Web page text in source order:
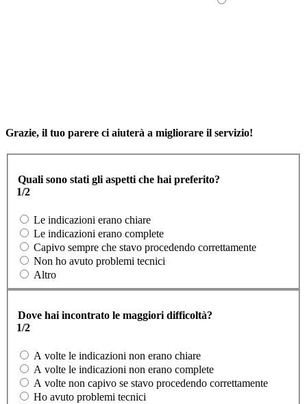
Grazie, il tuo parere ci aiuterà a migliorare il servizio!
Quali sono stati gli aspetti che hai preferito?
1/2
Le indicazioni erano chiare
Le indicazioni erano complete
Capivo sempre che stavo procedendo correttamente
Non ho avuto problemi tecnici
Altro
Dove hai incontrato le maggiori difficoltà?
1/2
A volte le indicazioni non erano chiare
A volte le indicazioni non erano complete
A volte non capivo se stavo procedendo correttamente
Ho avuto problemi tecnici